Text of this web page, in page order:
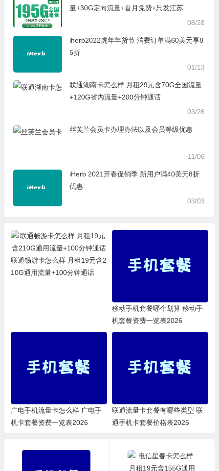
量+30G定向流量+首月免费+只发江苏
08/28
iherb2022虎年年货节 消费订单满60美元享8
5折
01/13
联通湖南卡怎么样 月租29元含70G全国流量
+120G省内流量+200分钟通话
03/26
丝芙兰会员卡办理办法以及会员等级优惠
11/06
iHerb 2021开春促销季 新用户满40美元8折
优惠
03/03
联通畅游卡怎么样 月租19元含2
10G通用流量+100分钟通话
移动手机套餐哪个划算 移动手
机套餐资费一览表2026
广电手机流量卡怎么样 广电手
机卡套餐资费一览表2026
联通流量卡套餐有哪些类型 联
通手机卡套餐价格表2026